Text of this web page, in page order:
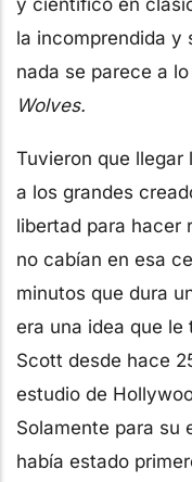
la incomprendida y
nada se parece a
Wolves.
Tuvieron que llegar
a los grandes
libertad para hacer
no cabían en esa
minutos que dura
era una idea que le
Scott desde hace
estudio de
Solamente para su
había estado